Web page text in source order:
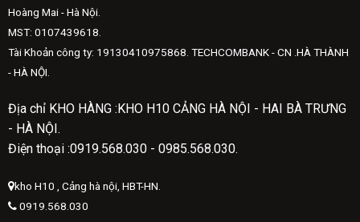
Hoàng Mai - Hà Nội.
MST: 0107439618.
Tài Khoản công ty: 19130410975868. TECHCOMBANK - CN .HÀ THÀNH
- HÀ NỘI.
Địa chỉ KHO HÀNG :KHO H10 CẢNG HÀ NỘI - HAI BÀ TRƯNG
- HÀ NỘI.
Điện thoại :0919.568.030 - 0985.568.030.
kho H10 , Cảng hà nội, HBT-HN.
0919.568.030